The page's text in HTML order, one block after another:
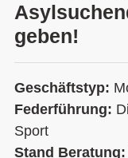
geben!
Geschäftstyp:
Federführung:
Sport
Stand Beratung: